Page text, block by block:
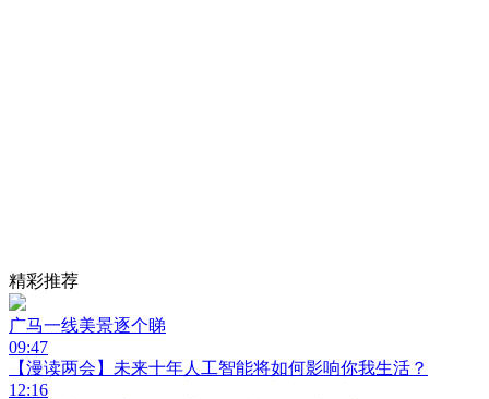
精彩推荐
广马一线美景逐个睇
09:47
【漫读两会】未来十年人工智能将如何影响你我生活？
12:16